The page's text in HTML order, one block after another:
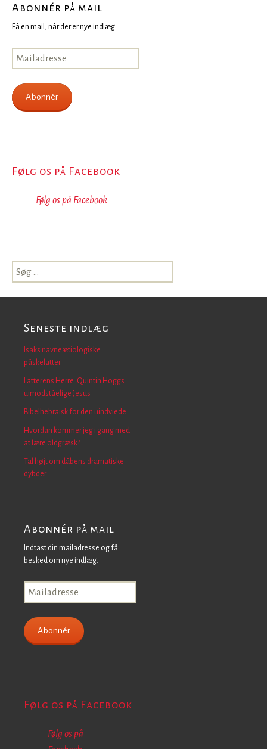
Abonnér på mail
Få en mail, når der er nye indlæg.
Mailadresse
Abonnér
Følg os på Facebook
Følg os på Facebook
Søg
efter:
Seneste indlæg
Isaks navneætiologiske
påskelatter
Latterens Herre. Quintin Hoggs
uimodståelige Jesus
Bibelhebraisk for den uindviede
Hvordan kommer jeg i gang med
at lære oldgræsk?
Tal højt om dåbens dramatiske
dybder
Abonnér på mail
Indtast din mailadresse og få
besked om nye indlæg.
Mailadresse
Abonnér
Følg os på Facebook
Følg os på